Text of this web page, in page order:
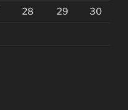
28 29 30